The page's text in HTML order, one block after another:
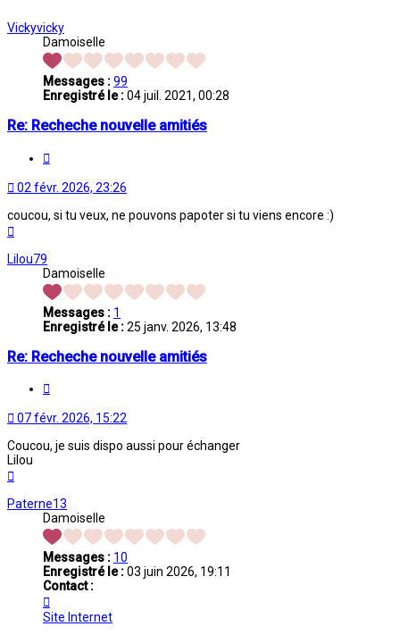
Vickyvicky
Damoiselle
Messages :99
Enregistré le :04 juil. 2021, 00:28
Re: Recheche nouvelle amitiés
02 févr. 2026, 23:26
coucou, si tu veux, ne pouvons papoter si tu viens encore :)
Lilou79
Damoiselle
Messages : 1
Enregistré le :25 janv. 2026, 13:48
Re: Recheche nouvelle amitiés
07 févr. 2026, 15:22
Coucou, je suis dispo aussi pour échanger
Lilou
Paterne13
Damoiselle
Messages : 10
Enregistré le :03 juin 2026, 19:11
Contact :
Paterne13
Site Internet